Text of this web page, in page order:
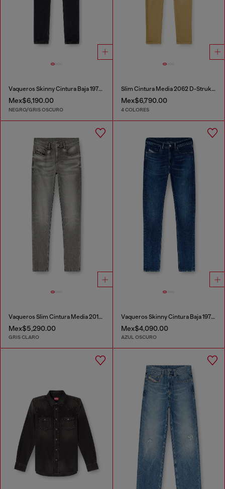
Vaqueros Skinny Cintura Baja 1979 Sleenker
Mex$6,190.00
NEGRO/GRIS OSCURO
Slim Cintura Media 2062 D-Strukt Joggjeans®
Mex$6,790.00
4 COLORES
Vaqueros Slim Cintura Media 2019 D-Strukt
Mex$5,290.00
GRIS CLARO
Vaqueros Skinny Cintura Baja 1979 Sleenker
Mex$4,090.00
AZUL OSCURO